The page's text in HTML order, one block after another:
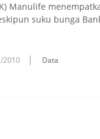
Manulife
suku bunga
2010 Data